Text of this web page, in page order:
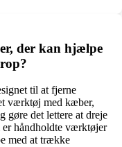
der kan hjælpe
til at fjerne
værktøj med kæber,
gøre det lettere at dreje
er håndholdte værktøjer
med at trække